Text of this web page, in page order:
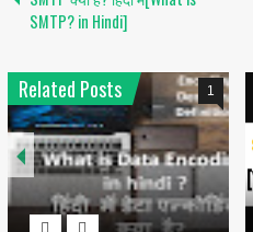
SMTP? in Hindi]
Related Posts 1